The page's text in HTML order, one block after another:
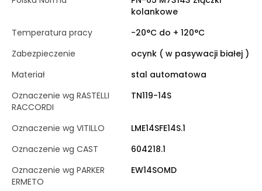
kolankowe
Temperatura pracy
-20°C do + 120°C
Zabezpieczenie
ocynk ( w pasywacji białej )
Materiał
stal automatowa
Oznaczenie wg RASTELLI
RACCORDI
TN119-14S
Oznaczenie wg VITILLO
LME14SFE14S.1
Oznaczenie wg CAST
604218.1
Oznaczenie wg PARKER
ERMETO
EW14SOMD